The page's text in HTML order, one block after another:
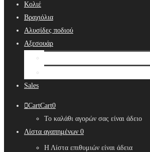
Κολιέ
Βραχιόλια
Αλυσίδες ποδιού
Αξεσουάρ
Sales
CartCart0
Το καλάθι αγορών σας είναι άδειο
Λίστα αγαπημένων 0
Η Λίστα επιθυμιών είναι άδεια